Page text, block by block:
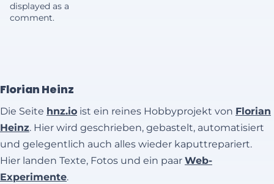
displayed as a
comment.
Florian Heinz
Die Seite hnz.io ist ein reines Hobbyprojekt von Florian
Heinz. Hier wird geschrieben, gebastelt, automatisiert
und gelegentlich auch alles wieder kaputtrepariert.
Hier landen Texte, Fotos und ein paar Web-
Experimente.